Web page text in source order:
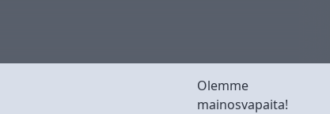
Olemme
mainosvapaita!